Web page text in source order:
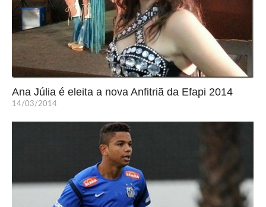
Ana Júlia é eleita a nova Anfitriã da Efapi 2014
14/03/2014